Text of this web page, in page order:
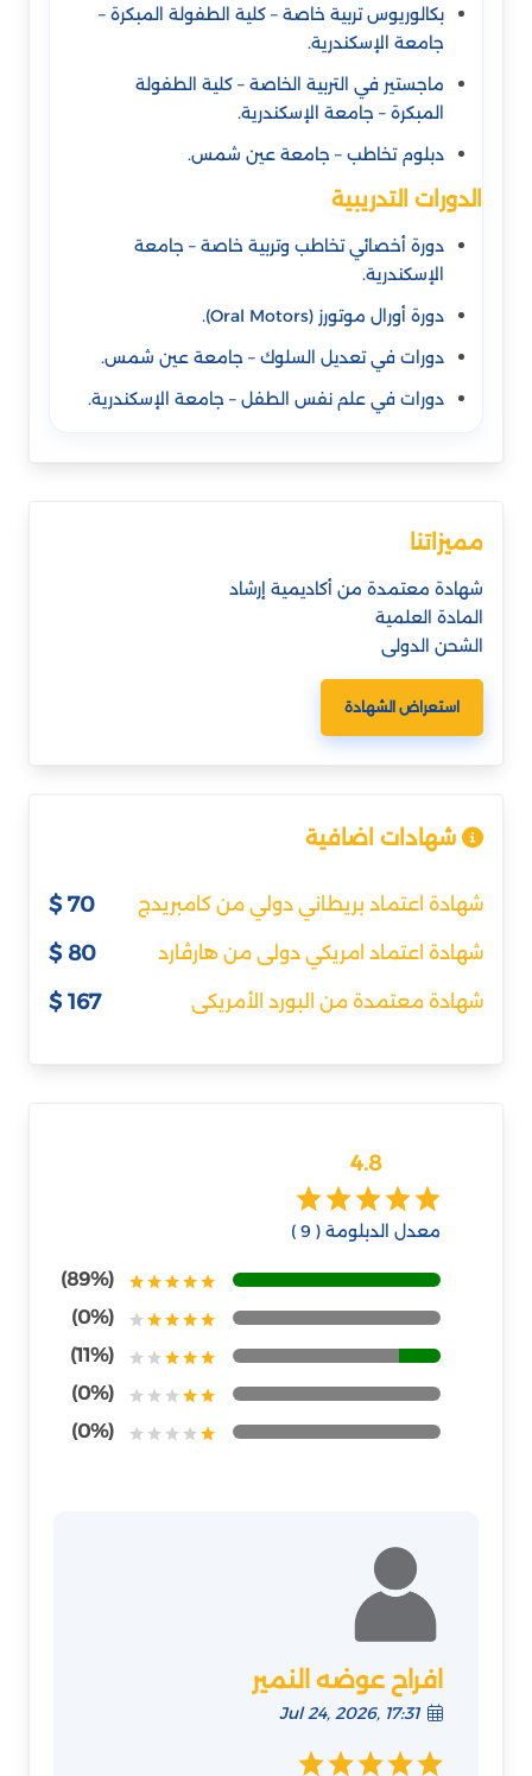
بكالوريوس تربية خاصة – كلية الطفولة المبكرة –
جامعة الإسكندرية.
ماجستير في التربية الخاصة – كلية الطفولة
المبكرة – جامعة الإسكندرية.
دبلوم تخاطب – جامعة عين شمس.
الدورات التدريبية
دورة أخصائي تخاطب وتربية خاصة – جامعة
الإسكندرية.
دورة أورال موتورز (Oral Motors).
دورات في تعديل السلوك – جامعة عين شمس.
دورات في علم نفس الطفل – جامعة الإسكندرية.
مميزاتنا
شهادة معتمدة من أكاديمية إرشاد
المادة العلمية
الشحن الدولى
استعراض الشهادة
شهادات اضافية
شهادة اعتماد بريطاني دولي من كامبريدج 70 $
شهادة اعتماد امريكي دولى من هارڤارد 80 $
شهادة معتمدة من البورد الأمريكى 167 $
4.8
معدل الدبلومة ( 9 )
(89%)
(0%)
(11%)
(0%)
(0%)
افراح عوضه النمير
Jul 24, 2026, 17:31